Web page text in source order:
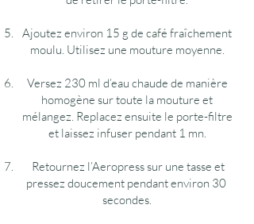
Ajoutez environ 15 g de café fraîchement
moulu. Utilisez une mouture moyenne.
Versez 230 ml d’eau chaude de manière
homogène sur toute la mouture et
mélangez. Replacez ensuite le porte-filtre
et laissez infuser pendant 1 mn.
Retournez l’Aeropress sur une tasse et
pressez doucement pendant environ 30
secondes.